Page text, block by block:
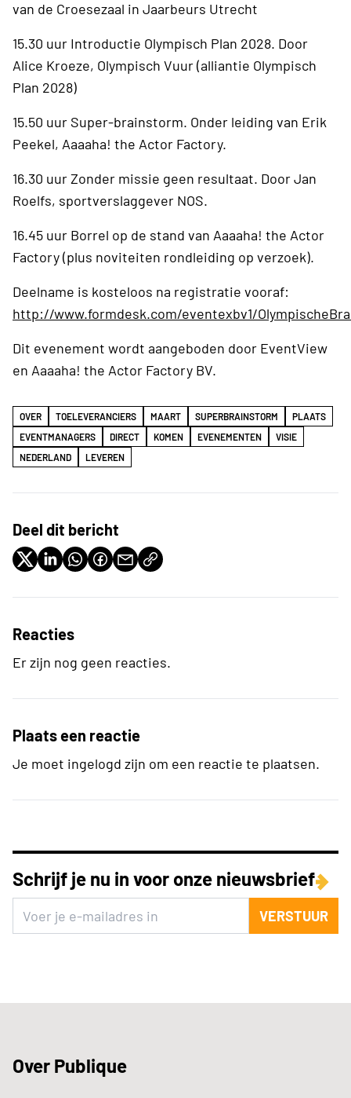
van de Croesezaal in Jaarbeurs Utrecht
15.30 uur Introductie Olympisch Plan 2028. Door
Alice Kroeze, Olympisch Vuur (alliantie Olympisch
Plan 2028)
15.50 uur Super-brainstorm. Onder leiding van Erik
Peekel, Aaaaha! the Actor Factory.
16.30 uur Zonder missie geen resultaat. Door Jan
Roelfs, sportverslaggever NOS.
16.45 uur Borrel op de stand van Aaaaha! the Actor
Factory (plus noviteiten rondleiding op verzoek).
Deelname is kosteloos na registratie vooraf:
http://www.formdesk.com/eventexbv1/
Dit evenement wordt aangeboden door EventView
en Aaaaha! the Actor Factory BV.
OVER TOELEVERANCIERS MAART SUPERBRAINSTORM
PLAATS
EVENTMANAGERS
DIRECT KOMEN EVENEMENTEN
VISIE
NEDERLAND
LEVEREN
Deel dit bericht
Reacties
Er zijn nog geen reacties.
Plaats een reactie
Je moet ingelogd zijn om een reactie te plaatsen.
Schrijf je nu in voor onze nieuwsbrief
VERSTUUR
Over Publique